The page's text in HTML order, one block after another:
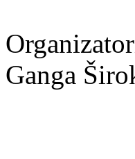
Ganga